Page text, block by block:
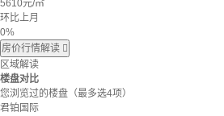
5610元/㎡
环比上月
0%
房价行情解读 
区域解读
楼盘对比
您浏览过的楼盘 （最多选4项）
君铂国际